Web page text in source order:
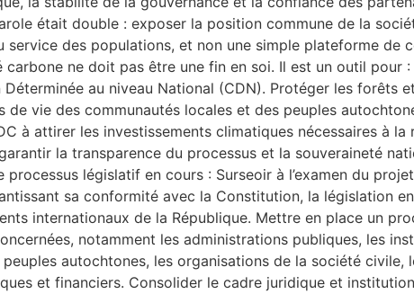
était double : exposer la position commune de la
service des populations, et non une simple plateforme
carbone ne doit pas être une fin en soi. Il est un outil
au niveau National (CDN). Protéger les forêts
vie des communautés locales et des peuples
à attirer les investissements climatiques nécessaires à
la transparence du processus et la souveraineté
législatif en cours : Surseoir à l’examen du
sa conformité avec la Constitution, la législation
internationaux de la République. Mettre en place un
notamment les administrations publiques, les
autochtones, les organisations de la société
et financiers. Consolider le cadre juridique et